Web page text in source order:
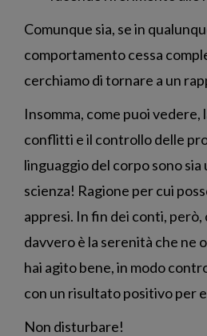
Comunque sia, se in
comportamento cessa
cerchiamo di tornare a un
Insomma, come puoi vedere,
conflitti e il controllo delle
linguaggio del corpo sono sia
scienza! Ragione per cui
appresi. In fin dei conti, però,
davvero è la serenità che ne
hai agito bene, in modo
con un risultato positivo per
Non disturbare!